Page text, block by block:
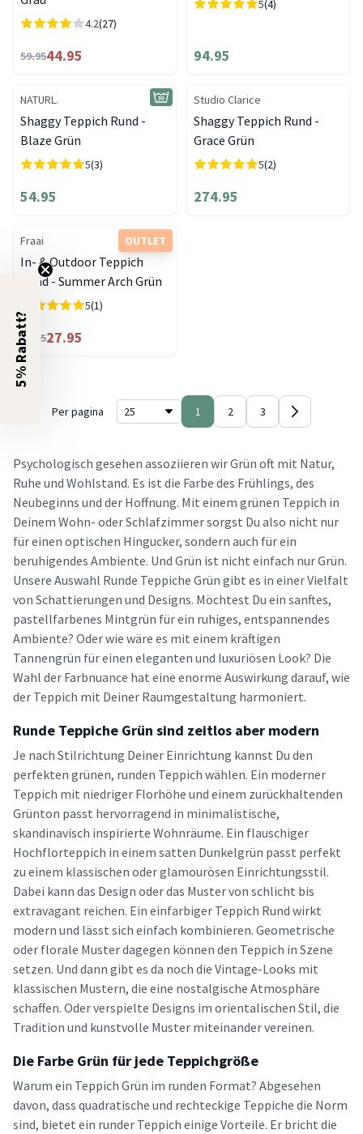
4.2(27)
59.9544.95
5(4)
94.95
NATURL.
Shaggy Teppich Rund -
Blaze Grün
5(3)
54.95
Studio Clarice
Shaggy Teppich Rund -
Grace Grün
5(2)
274.95
OUTLET
Fraai
In- & Outdoor Teppich
Rund - Summer Arch Grün
5(1)
46.9527.95
Per pagina 1 2 3
Psychologisch gesehen assoziieren wir Grün oft mit Natur,
Ruhe und Wohlstand. Es ist die Farbe des Frühlings, des
Neubeginns und der Hoffnung. Mit einem grünen Teppich in
Deinem Wohn- oder Schlafzimmer sorgst Du also nicht nur
für einen optischen Hingucker, sondern auch für ein
beruhigendes Ambiente. Und Grün ist nicht einfach nur Grün.
Unsere Auswahl Runde Teppiche Grün gibt es in einer Vielfalt
von Schattierungen und Designs. Möchtest Du ein sanftes,
pastellfarbenes Mintgrün für ein ruhiges, entspannendes
Ambiente? Oder wie wäre es mit einem kräftigen
Tannengrün für einen eleganten und luxuriösen Look? Die
Wahl der Farbnuance hat eine enorme Auswirkung darauf, wie
der Teppich mit Deiner Raumgestaltung harmoniert.
Runde Teppiche Grün sind zeitlos aber modern
Je nach Stilrichtung Deiner Einrichtung kannst Du den
perfekten grünen, runden Teppich wählen. Ein moderner
Teppich mit niedriger Florhöhe und einem zurückhaltenden
Grünton passt hervorragend in minimalistische,
skandinavisch inspirierte Wohnräume. Ein flauschiger
Hochflorteppich in einem satten Dunkelgrün passt perfekt
zu einem klassischen oder glamourösen Einrichtungsstil.
Dabei kann das Design oder das Muster von schlicht bis
extravagant reichen. Ein einfarbiger Teppich Rund wirkt
modern und lässt sich einfach kombinieren. Geometrische
oder florale Muster dagegen können den Teppich in Szene
setzen. Und dann gibt es da noch die Vintage-Looks mit
klassischen Mustern, die eine nostalgische Atmosphäre
schaffen. Oder verspielte Designs im orientalischen Stil, die
Tradition und kunstvolle Muster miteinander vereinen.
Die Farbe Grün für jede Teppichgröße
Warum ein Teppich Grün im runden Format? Abgesehen
davon, dass quadratische und rechteckige Teppiche die Norm
sind, bietet ein runder Teppich einige Vorteile. Er bricht die
5% Rabatt?